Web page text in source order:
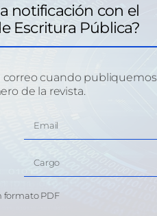
notificación con el
Escritura Pública?
correo cuando
de la revista.
formato PDF